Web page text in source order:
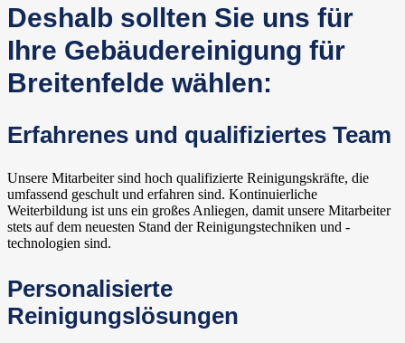
Deshalb sollten Sie uns für
Ihre Gebäudereinigung für
Breitenfelde wählen:
Erfahrenes und qualifiziertes Team
Unsere Mitarbeiter sind hoch qualifizierte Reinigungskräfte, die
umfassend geschult und erfahren sind. Kontinuierliche
Weiterbildung ist uns ein großes Anliegen, damit unsere Mitarbeiter
stets auf dem neuesten Stand der Reinigungstechniken und -
technologien sind.
Personalisierte
Reinigungslösungen